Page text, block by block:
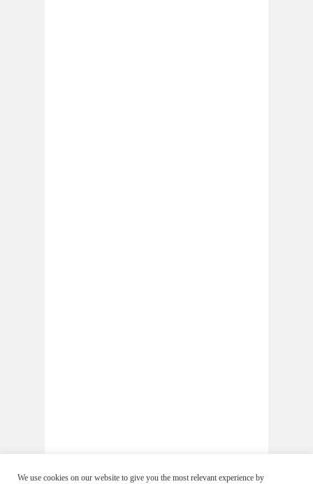
We use cookies on our website to give you the most relevant experience by